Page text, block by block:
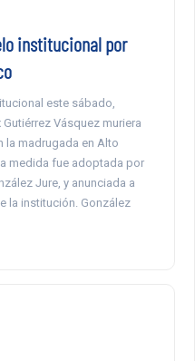
institucional por
este sábado,
Vásquez muriera
la madrugada en Alto
medida fue adoptada por
Jure, y anunciada a
la institución. González